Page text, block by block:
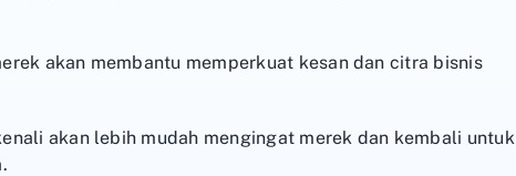
akan membantu memperkuat kesan dan citra bisnis
akan lebih mudah mengingat merek dan kembali untuk